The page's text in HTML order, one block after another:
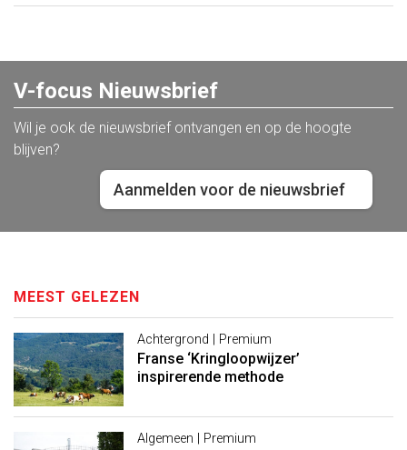
V-focus Nieuwsbrief
Wil je ook de nieuwsbrief ontvangen en op de hoogte
blijven?
Aanmelden voor de nieuwsbrief
MEEST GELEZEN
Achtergrond | Premium
Franse ‘Kringloopwijzer’
inspirerende methode
Algemeen | Premium